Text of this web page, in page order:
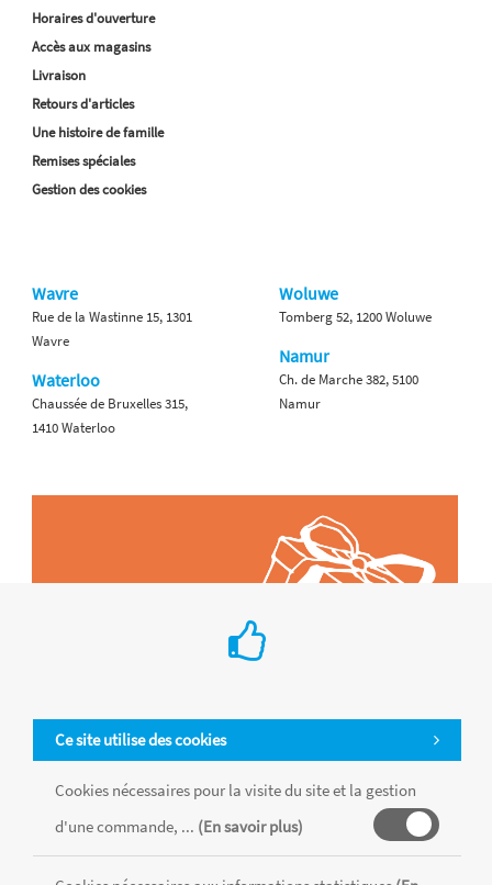
Ce site utilise des cookies
Cookies nécessaires pour la visite du site et la gestion
d'une commande, ... (En savoir plus)
Horaires d'ouverture
Accès aux magasins
Livraison
Retours d'articles
Une histoire de famille
Remises spéciales
Gestion des cookies
Wavre
Rue de la Wastinne 15, 1301
Wavre
Waterloo
Chaussée de Bruxelles 315,
1410 Waterloo
Woluwe
Tomberg 52, 1200 Woluwe
Namur
Ch. de Marche 382, 5100
Namur
Tous les produits sont vendus dans la limite des stocks disponibles de
chaque magasin, toutes taxes comprises.